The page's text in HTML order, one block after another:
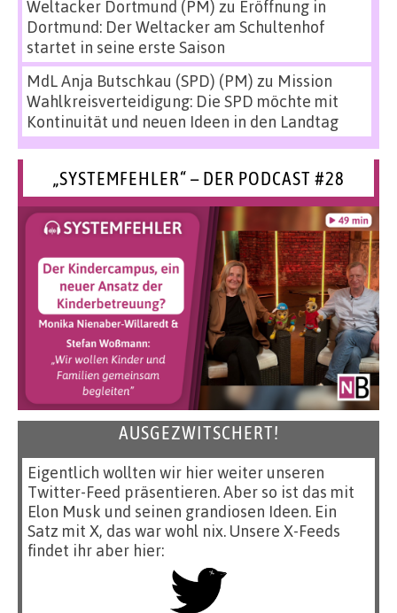
Weltacker Dortmund (PM) zu Eröffnung in
Dortmund: Der Weltacker am Schultenhof
startet in seine erste Saison
MdL Anja Butschkau (SPD) (PM) zu Mission
Wahlkreisverteidigung: Die SPD möchte mit
Kontinuität und neuen Ideen in den Landtag
„SYSTEMFEHLER“ – DER PODCAST #28
AUSGEZWITSCHERT!
Eigentlich wollten wir hier weiter unseren
Twitter-Feed präsentieren. Aber so ist das mit
Elon Musk und seinen grandiosen Ideen. Ein
Satz mit X, das war wohl nix. Unsere X-Feeds
findet ihr aber hier: